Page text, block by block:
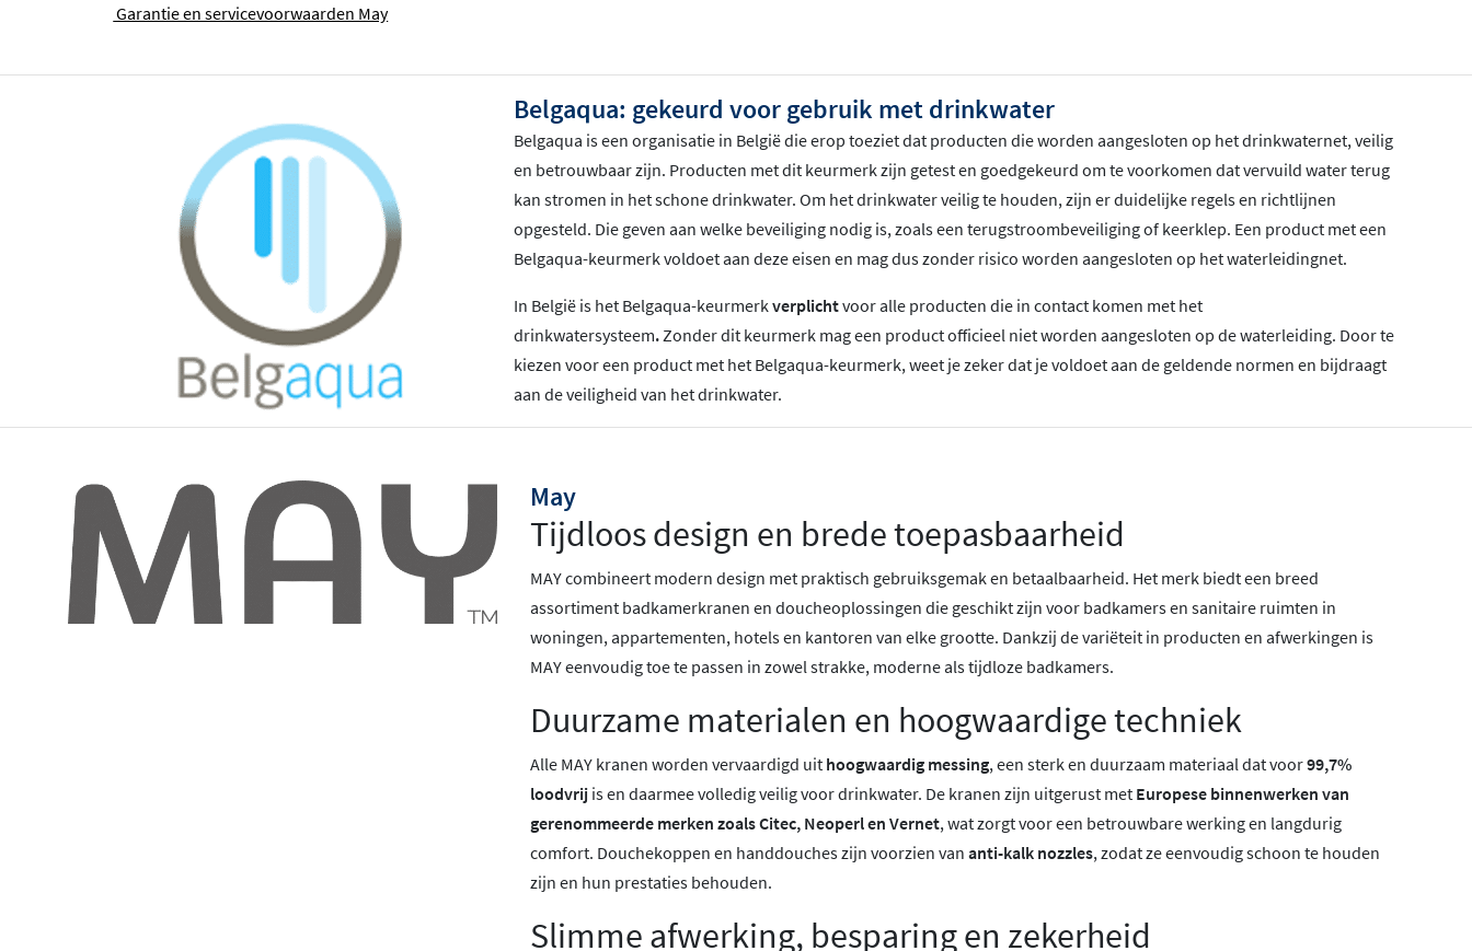
Garantie en servicevoorwaarden May
Belgaqua: gekeurd voor gebruik met drinkwater
Belgaqua is een organisatie in België die erop toeziet dat producten die worden aangesloten op het drinkwaternet, veilig
en betrouwbaar zijn. Producten met dit keurmerk zijn getest en goedgekeurd om te voorkomen dat vervuild water terug
kan stromen in het schone drinkwater. Om het drinkwater veilig te houden, zijn er duidelijke regels en richtlijnen
opgesteld. Die geven aan welke beveiliging nodig is, zoals een terugstroombeveiliging of keerklep. Een product met een
Belgaqua-keurmerk voldoet aan deze eisen en mag dus zonder risico worden aangesloten op het waterleidingnet.
In België is het Belgaqua-keurmerkverplichtvoor alle producten die in contact komen met het
drinkwatersysteem.Zonder dit keurmerk mag een product officieel niet worden aangesloten op de waterleiding. Door te
kiezen voor een product met het Belgaqua-keurmerk, weet je zeker dat je voldoet aan de geldende normen en bijdraagt
aan de veiligheid van het drinkwater.
May
Tijdloos design en brede toepasbaarheid
MAY combineert modern design met praktisch gebruiksgemak en betaalbaarheid. Het merk biedt een breed
assortiment badkamerkranen en doucheoplossingen die geschikt zijn voor badkamers en sanitaire ruimten in
woningen, appartementen, hotels en kantoren van elke grootte. Dankzij de variëteit in producten en afwerkingen is
MAY eenvoudig toe te passen in zowel strakke, moderne als tijdloze badkamers.
Duurzame materialen en hoogwaardige techniek
Alle MAY kranen worden vervaardigd uit hoogwaardig messing, een sterk en duurzaam materiaal dat voor99,7%
loodvrijis en daarmee volledig veilig voor drinkwater. De kranen zijn uitgerust met Europese binnenwerken van
gerenommeerde merken zoals Citec, Neoperl en Vernet, wat zorgt voor een betrouwbare werking en langdurig
comfort. Douchekoppen en handdouches zijn voorzien van anti-kalk nozzles, zodat ze eenvoudig schoon te houden
zijn en hun prestaties behouden.
Slimme afwerking, besparing en zekerheid